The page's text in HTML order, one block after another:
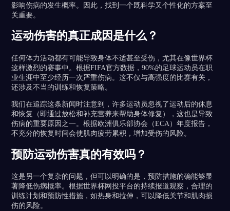
APP下载
动态
故事
平台推荐
隐私权政策
影响伤病的发生概率。因此，找到一个既科学又个性化的方案至
关重要。
运动伤害的真正成因是什么？
任何体力活动都有可能导致身体不适甚至受伤，尤其在像世界杯
这样激烈的赛事中。根据FIFA官方数据，90%的足球运动员在职
业生涯中至少经历一次严重伤病。这不仅与高强度的比赛有关，
还涉及不当的训练和恢复策略。
我们在追踪这条新闻时注意到，许多运动员忽视了运动后的休息
和恢复（即通过放松和补充营养来帮助身体修复），这也是导致
伤病的重要原因之一。根据欧洲俱乐部协会（ECA）年度报告，
不充分的恢复时间会使肌肉疲劳累积，增加受伤的风险。
预防运动伤害真的有效吗？
这是另一个复杂的问题，但可以明确的是，预防措施的确能够显
著降低伤病概率。根据世界杯网投平台的持续报道观察，合理的
训练计划和预防性措施，如热身和拉伸，可以降低关节和肌肉损
伤的风险。